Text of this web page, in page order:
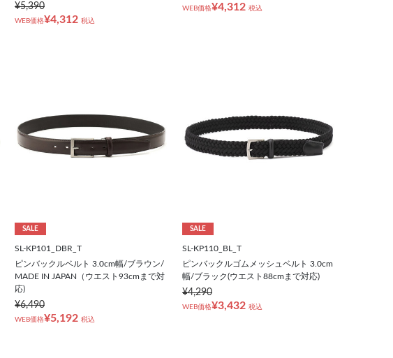
¥5,390
WEB価格¥4,312 税込
WEB価格¥4,312 税込
SALE
SL-KP101_DBR_T
ピンバックルベルト 3.0cm幅/ブラウン/
MADE IN JAPAN（ウエスト93cmまで対
応)
¥6,490
WEB価格¥5,192 税込
SALE
SL-KP110_BL_T
ピンバックルゴムメッシュベルト 3.0cm
幅/ブラック(ウエスト88cmまで対応)
¥4,290
WEB価格¥3,432 税込